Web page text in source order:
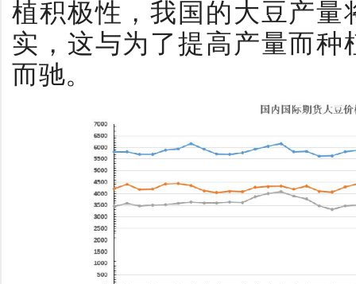
植积极性，我国的大豆产
实，这与为了提高产量而
而驰。